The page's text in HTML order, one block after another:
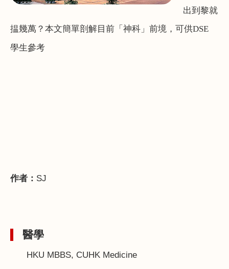
出到黎就
揾幾萬？ 本文簡單剖解目前「神科」前境，可供DSE
學生參考
作者： SJ
醫學
HKU MBBS, CUHK Medicine